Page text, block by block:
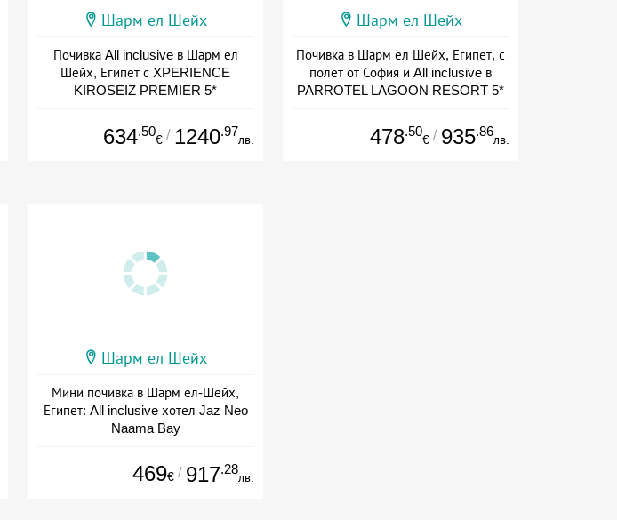
Шарм ел Шейх
Почивка All inclusive в Шарм ел
Шейх, Египет с XPERIENCE
KIROSEIZ PREMIER 5*
634.50
€ / 1240.97
лв.
Шарм ел Шейх
Почивка в Шарм ел Шейх, Египет, с
полет от София и All inclusive в
PARROTEL LAGOON RESORT 5*
478.50
€ / 935.86
лв.
Шарм ел Шейх
Мини почивка в Шарм ел-Шейх,
Египет: All inclusive хотел Jaz Neo
Naama Bay
469€ / 917.28
лв.